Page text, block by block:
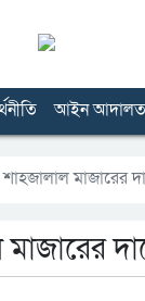
আইন আদালত
মাজারের